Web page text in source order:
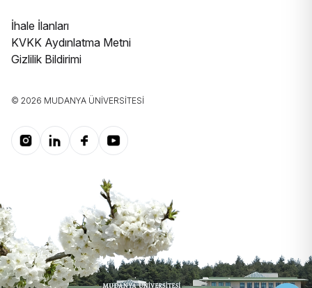
İhale İlanları
KVKK Aydınlatma Metni
Gizlilik Bildirimi
© 2026 MUDANYA ÜNIVERSITESI